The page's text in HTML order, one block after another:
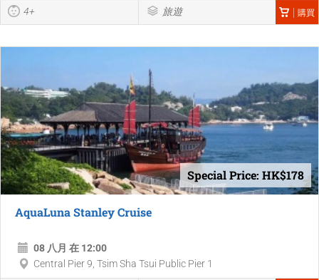
4+ 旅遊 購買
Special Price: HK$178
AquaLuna Stanley Cruise
08 八月 在 12:00
Central Pier 9, Tsim Sha Tsui Public Pier 1